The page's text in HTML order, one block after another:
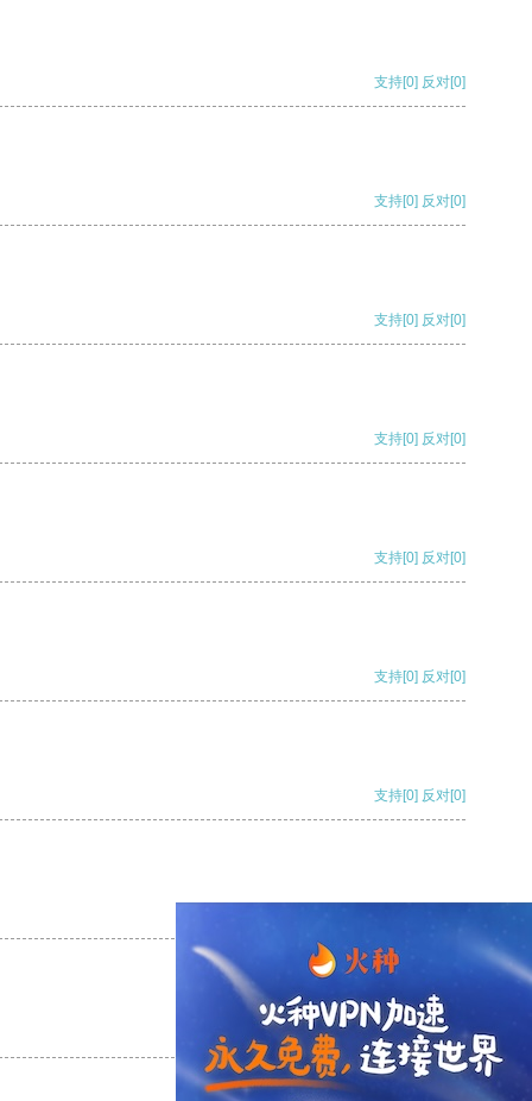
支持[0] 反对[0]
支持[0] 反对[0]
支持[0] 反对[0]
支持[0] 反对[0]
支持[0] 反对[0]
支持[0] 反对[0]
支持[0] 反对[0]
支持 [0] 反对 [0]